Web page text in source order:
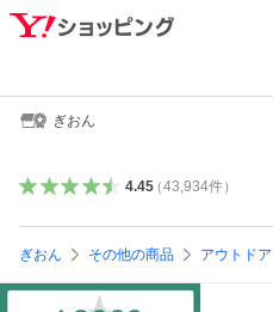
ぎおん
4.45（43,934件）
ぎおん その他の商品 アウトドア